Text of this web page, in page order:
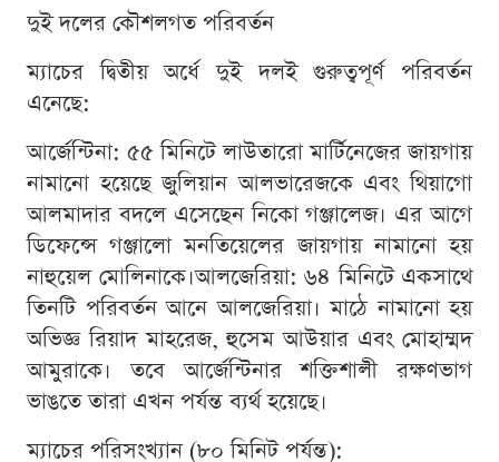
দুই দলের কৌশলগত পরিবর্তন
ম্যাচের দ্বিতীয় অর্ধে দুই দলই গুরুত্বপূর্ণ পরিবর্তন
এনেছে:
আর্জেন্টিনা: ৫৫ মিনিটে লাউতারো মার্টিনেজের জায়গায়
নামানো হয়েছে জুলিয়ান আলভারেজকে এবং থিয়াগো
আলমাদার বদলে এসেছেন নিকো গঞ্জালেজ। এর আগে
ডিফেন্সে গঞ্জালো মনতিয়েলের জায়গায় নামানো হয়
নাহুয়েল মোলিনাকে।আলজেরিয়া: ৬৪ মিনিটে একসাথে
তিনটি পরিবর্তন আনে আলজেরিয়া। মাঠে নামানো হয়
অভিজ্ঞ রিয়াদ মাহরেজ, হুসেম আউয়ার এবং মোহাম্মদ
আমুরাকে। তবে আর্জেন্টিনার শক্তিশালী রক্ষণভাগ
ভাঙতে তারা এখন পর্যন্ত ব্যর্থ হয়েছে।
ম্যাচের পরিসংখ্যান (৮০ মিনিট পর্যন্ত):